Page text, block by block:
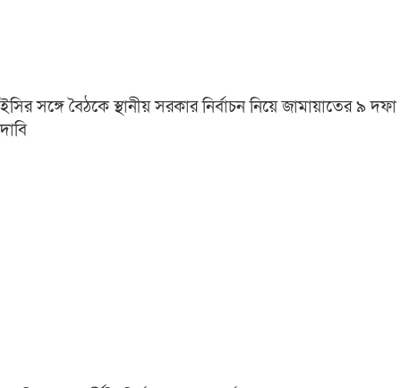
ইসির সঙ্গে বৈঠকে স্থানীয় সরকার নির্বাচন নিয়ে জামায়াতের ৯ দফা
দাবি